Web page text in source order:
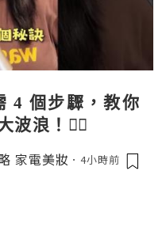
4 個步驟，教你
波浪！💇‍♀️
家電美妝 4小時前